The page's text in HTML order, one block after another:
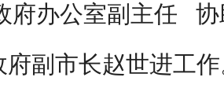
府办公室副主任
府副市长赵世进工